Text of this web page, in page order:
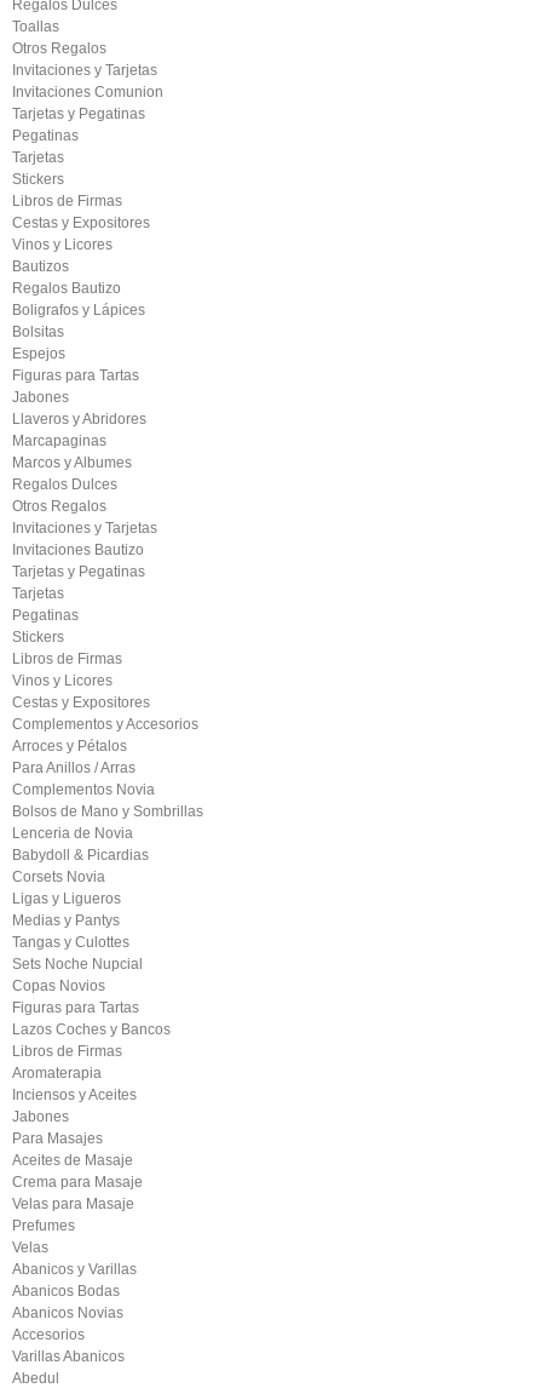
Regalos Dulces
Toallas
Otros Regalos
Invitaciones y Tarjetas
Invitaciones Comunion
Tarjetas y Pegatinas
Pegatinas
Tarjetas
Stickers
Libros de Firmas
Cestas y Expositores
Vinos y Licores
Bautizos
Regalos Bautizo
Boligrafos y Lápices
Bolsitas
Espejos
Figuras para Tartas
Jabones
Llaveros y Abridores
Marcapaginas
Marcos y Albumes
Regalos Dulces
Otros Regalos
Invitaciones y Tarjetas
Invitaciones Bautizo
Tarjetas y Pegatinas
Tarjetas
Pegatinas
Stickers
Libros de Firmas
Vinos y Licores
Cestas y Expositores
Complementos y Accesorios
Arroces y Pétalos
Para Anillos / Arras
Complementos Novia
Bolsos de Mano y Sombrillas
Lenceria de Novia
Babydoll & Picardias
Corsets Novia
Ligas y Ligueros
Medias y Pantys
Tangas y Culottes
Sets Noche Nupcial
Copas Novios
Figuras para Tartas
Lazos Coches y Bancos
Libros de Firmas
Aromaterapia
Inciensos y Aceites
Jabones
Para Masajes
Aceites de Masaje
Crema para Masaje
Velas para Masaje
Prefumes
Velas
Abanicos y Varillas
Abanicos Bodas
Abanicos Novias
Accesorios
Varillas Abanicos
Abedul